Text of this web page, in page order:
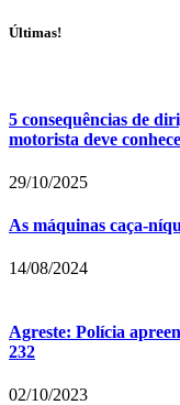
Últimas!
5 consequências de
motorista deve
29/10/2025
As máquinas caça-
14/08/2024
Agreste: Polícia
232
02/10/2023